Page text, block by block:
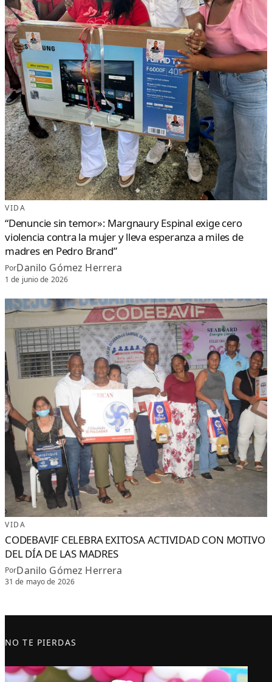
VIDA
“Denuncie sin temor»: Margnaury Espinal exige cero
violencia contra la mujer y lleva esperanza a miles de
madres en Pedro Brand”
PorDanilo Gómez Herrera
1 de junio de 2026
VIDA
CODEBAVIF CELEBRA EXITOSA ACTIVIDAD CON MOTIVO
DEL DÍA DE LAS MADRES
PorDanilo Gómez Herrera
31 de mayo de 2026
NO TE PIERDAS